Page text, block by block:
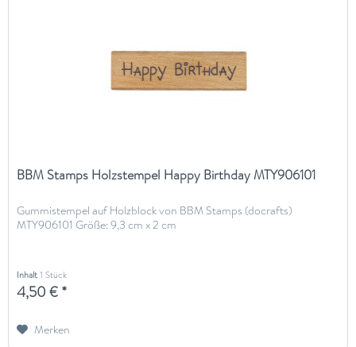
BBM Stamps Holzstempel Happy Birthday MTY906101
Gummistempel auf Holzblock von BBM Stamps (docrafts)
MTY906101 Größe: 9,3 cm x 2 cm
Inhalt1 Stück
4,50 € *
Merken